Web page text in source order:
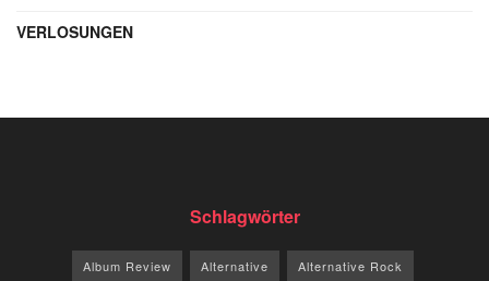
VERLOSUNGEN
Schlagwörter
Album Review Alternative Alternative Rock